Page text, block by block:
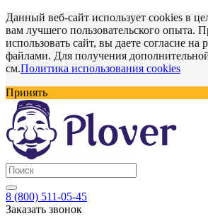
Данный веб-сайт использует cookies в
вам лучшего пользовательского опыта.
использовать сайт, вы даете согласие на
файлами. Для получения
см.Политика использования cookies
Принять
8 (800) 511-05-45
Заказать звонок